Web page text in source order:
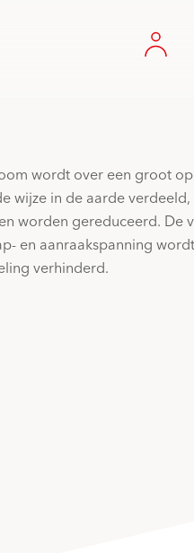
wordt over een groot
wijze in de aarde
worden gereduceerd. De
en aanraakspanning
verhinderd.